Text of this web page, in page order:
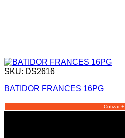
SKU: DS2616
BATIDOR FRANCES 16PG
Cotizar +